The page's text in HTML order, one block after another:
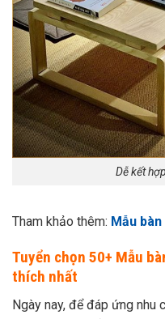
Dễ kết
Tham khảo thêm: Mẫu
Tuyển chọn 50+ Mẫu
thích nhất
Ngày nay, để đáp ứng nhu